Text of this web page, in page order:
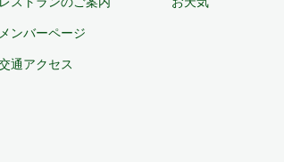
メンバーページ
通アクセス